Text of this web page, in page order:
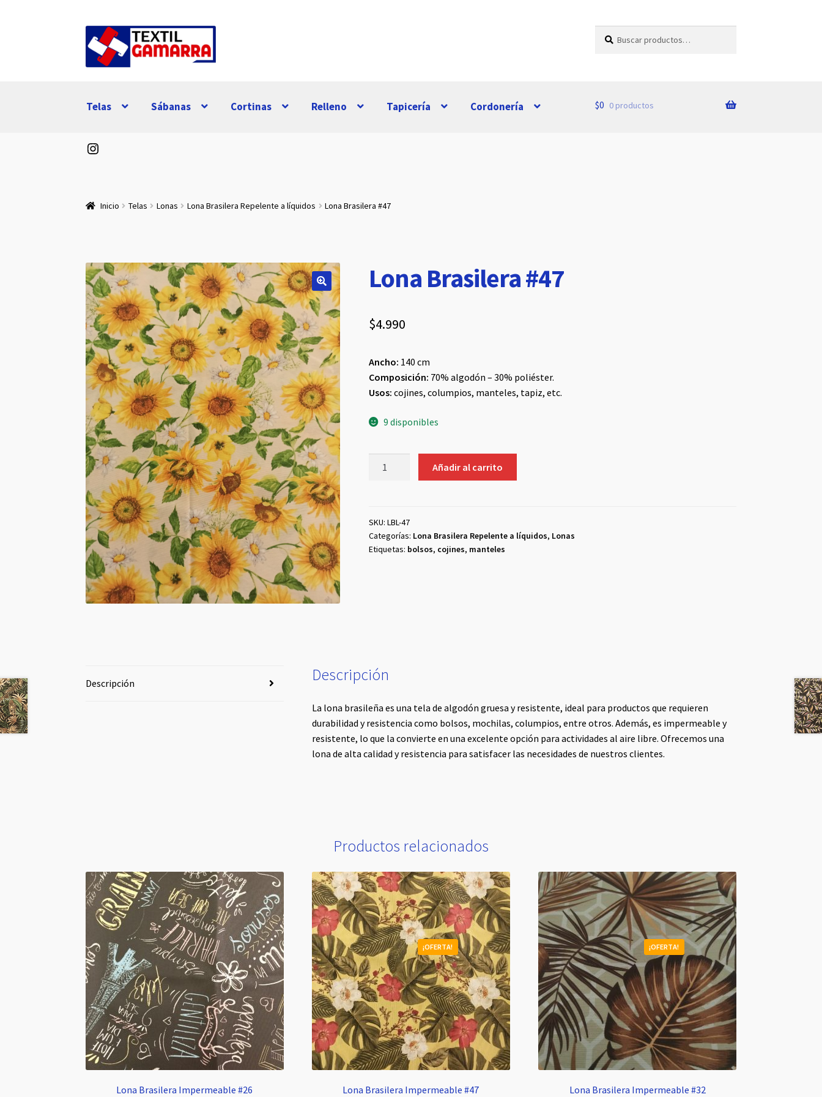
a
al
contenido
por:
Telas Sábanas Cortinas Relleno Tapicería Cordonería $0 0 productos
Instagram
Inicio Telas Lonas Lona Brasilera Repelente a líquidos Lona Brasilera #47
Lona Brasilera #47
$4.990
Ancho: 140 cm
Composición: 70% algodón – 30% poliéster.
Usos: cojines, columpios, manteles, tapiz, etc.
9 disponibles
Añadir al carrito
SKU: LBL-47
Categorías: Lona Brasilera Repelente a líquidos, Lonas
Etiquetas: bolsos, cojines, manteles
Descripción Descripción
La lona brasileña es una tela de algodón gruesa y resistente, ideal para productos que requieren
durabilidad y resistencia como bolsos, mochilas, columpios, entre otros. Además, es impermeable y
resistente, lo que la convierte en una excelente opción para actividades al aire libre. Ofrecemos una
lona de alta calidad y resistencia para satisfacer las necesidades de nuestros clientes.
Productos relacionados
Lona Brasilera Impermeable #26 Lona Brasilera Impermeable #47
¡OFERTA!
Lona Brasilera Impermeable #32
¡OFERTA!